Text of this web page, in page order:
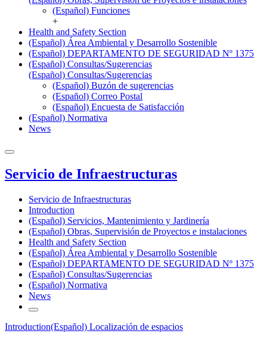
(Español) Funciones
+
Health and Safety Section
(Español) Área Ambiental y Desarrollo Sostenible
(Español) DEPARTAMENTO DE SEGURIDAD Nº 1375
(Español) Consultas/Sugerencias
(Español) Consultas/Sugerencias
(Español) Buzón de sugerencias
(Español) Correo Postal
(Español) Encuesta de Satisfacción
(Español) Normativa
News
Servicio de Infraestructuras
Servicio de Infraestructuras
Introduction
(Español) Servicios, Mantenimiento y Jardinería
(Español) Obras, Supervisión de Proyectos e instalaciones
Health and Safety Section
(Español) Área Ambiental y Desarrollo Sostenible
(Español) DEPARTAMENTO DE SEGURIDAD Nº 1375
(Español) Consultas/Sugerencias
(Español) Normativa
News
Introduction(Español) Localización de espacios